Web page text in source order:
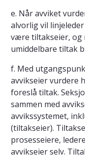
e. Når avviket
alvorlig vil
være tiltakseier, og
umiddelbare tiltak
f. Med
avvikseier vurdere
foreslå tiltak.
sammen med
avvikssystemet,
(tiltakseier).
prosesseiere,
avvikseier selv.